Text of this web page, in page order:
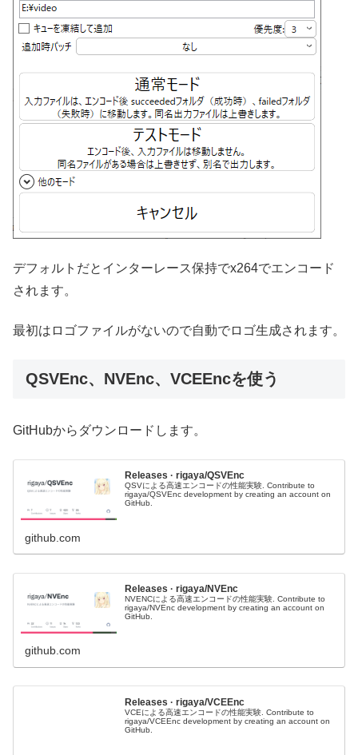
デフォルトだとインターレース保持でx264でエンコード
されます。
最初はロゴファイルがないので自動でロゴ生成されます。
QSVEnc、NVEnc、VCEEncを使う
GitHubからダウンロードします。
Releases · rigaya/QSVEnc
QSVによる高速エンコードの性能実験. Contribute to
rigaya/QSVEnc development by creating an account on
GitHub.
github.com
Releases · rigaya/NVEnc
NVENCによる高速エンコードの性能実験. Contribute to
rigaya/NVEnc development by creating an account on
GitHub.
github.com
Releases · rigaya/VCEEnc
VCEによる高速エンコードの性能実験. Contribute to
rigaya/VCEEnc development by creating an account on
GitHub.